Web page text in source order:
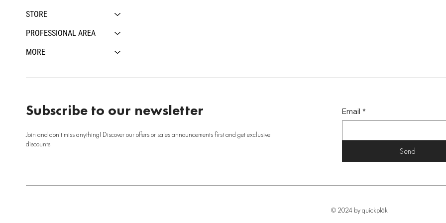
STORE
PROFESSIONAL AREA
MORE
Subscribe to our newsletter
Join and don't miss anything! Discover our offers or sales announcements first and get exclusive
discounts
Email *
Send
© 2024 by quîckplâk